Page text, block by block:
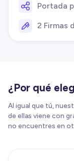
Portada
2 Firmas
¿Por qué
Al igual que tú,
de ellas viene con
no encuentres en